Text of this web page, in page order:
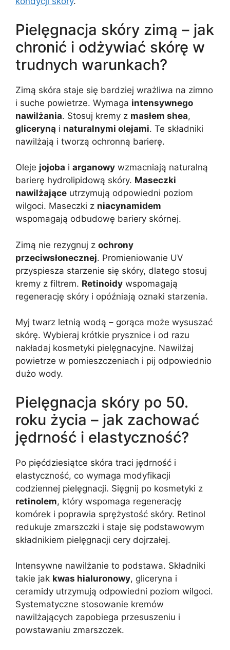
Pielęgnacja skóry zimą – jak
chronić i odżywiać skórę w
trudnych warunkach?
Zimą skóra staje się bardziej wrażliwa na zimno
i suche powietrze. Wymaga intensywnego
nawilżania. Stosuj kremy z masłem shea,
gliceryną i naturalnymi olejami. Te składniki
nawilżają i tworzą ochronną barierę.
Oleje jojoba i arganowy wzmacniają naturalną
barierę hydrolipidową skóry. Maseczki
nawilżające utrzymują odpowiedni poziom
wilgoci. Maseczki z niacynamidem
wspomagają odbudowę bariery skórnej.
Zimą nie rezygnuj z ochrony
przeciwsłonecznej. Promieniowanie UV
przyspiesza starzenie się skóry, dlatego stosuj
kremy z filtrem. Retinoidy wspomagają
regenerację skóry i opóźniają oznaki starzenia.
Myj twarz letnią wodą – gorąca może wysuszać
skórę. Wybieraj krótkie prysznice i od razu
nakładaj kosmetyki pielęgnacyjne. Nawilżaj
powietrze w pomieszczeniach i pij odpowiednio
dużo wody.
Pielęgnacja skóry po 50.
roku życia – jak zachować
jędrność i elastyczność?
Po pięćdziesiątce skóra traci jędrność i
elastyczność, co wymaga modyfikacji
codziennej pielęgnacji. Sięgnij po kosmetyki z
retinolem, który wspomaga regenerację
komórek i poprawia sprężystość skóry. Retinol
redukuje zmarszczki i staje się podstawowym
składnikiem pielęgnacji cery dojrzałej.
Intensywne nawilżanie to podstawa. Składniki
takie jak kwas hialuronowy, gliceryna i
ceramidy utrzymują odpowiedni poziom wilgoci.
Systematyczne stosowanie kremów
nawilżających zapobiega przesuszeniu i
powstawaniu zmarszczek.